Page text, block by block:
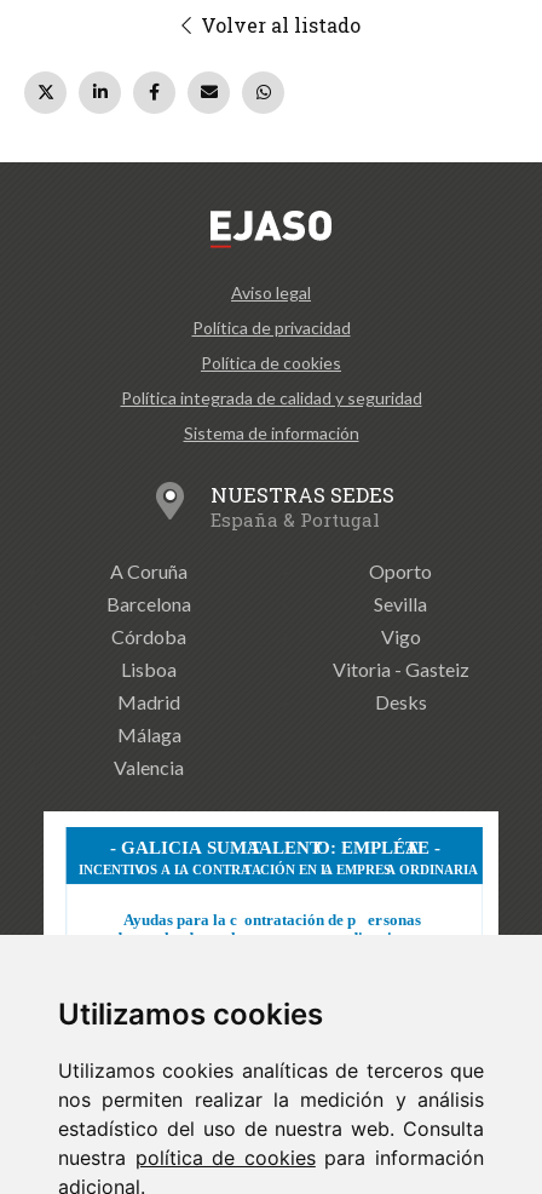
Utilizamos cookies
Utilizamos cookies analíticas de terceros que
nos permiten realizar la medición y análisis
estadístico del uso de nuestra web. Consulta
nuestra política de cookiespara información
adicional.
Volver al listado
Aviso legal
Política de privacidad
Política de cookies
Política integrada de calidad y seguridad
Sistema de información
NUESTRAS SEDES
España & Portugal
A Coruña
Barcelona
Córdoba
Lisboa
Madrid
Málaga
Valencia
Oporto
Sevilla
Vigo
Vitoria - Gasteiz
Desks